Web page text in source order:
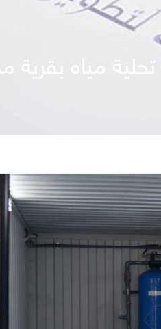
تحلية مياه